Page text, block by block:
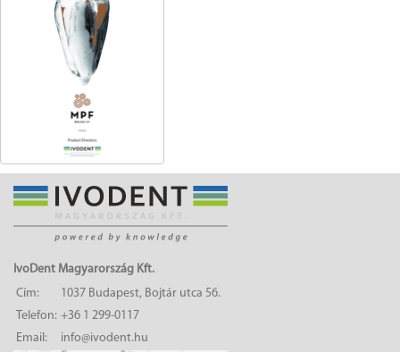
IvoDent Magyarország Kft.
Cím:
1037 Budapest, Bojtár utca 56.
Telefon: +36 1 299-0117
Email:
info@ivodent.hu